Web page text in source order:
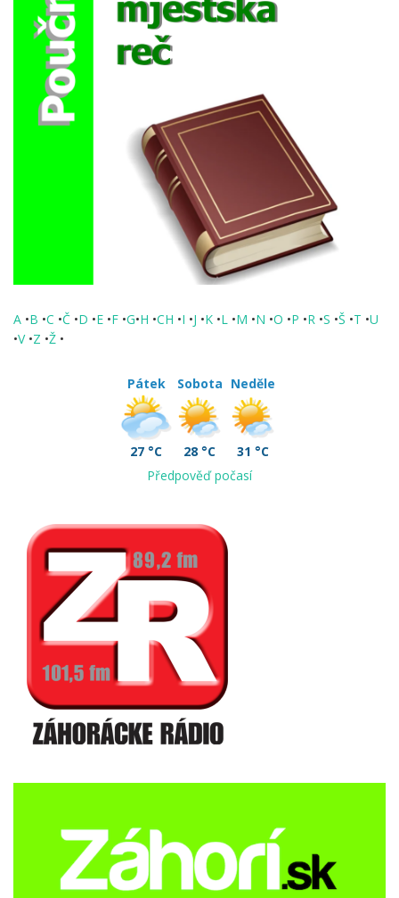
A •B •C •Č •D •E •F •G•H •CH •I •J •K •L •M •N •O •P •R •S •Š •T •U
•V •Z •Ž •
Pátek
27 °C
Sobota
28 °C
Neděle
31 °C
Předpověď počasí